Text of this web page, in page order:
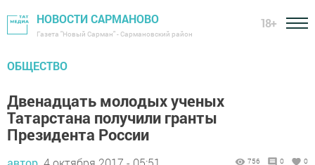
НОВОСТИ САРМАНОВО
Газета "Новый Сарман" - Сармановский район
18+
ОБЩЕСТВО
Двенадцать молодых ученых
Татарстана получили гранты
Президента России
756 0 0